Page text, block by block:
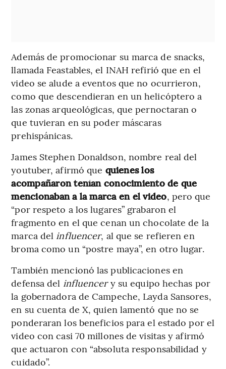
Además de promocionar su marca de snacks,
llamada Feastables, el INAH refirió que en el
video se alude a eventos que no ocurrieron,
como que descendieran en un helicóptero a
las zonas arqueológicas, que pernoctaran o
que tuvieran en su poder máscaras
prehispánicas.
James Stephen Donaldson, nombre real del
youtuber, afirmó que quienes los
acompañaron tenían conocimiento de que
mencionaban a la marca en el video, pero que
“por respeto a los lugares” grabaron el
fragmento en el que cenan un chocolate de la
marca del influencer, al que se refieren en
broma como un “postre maya”, en otro lugar.
También mencionó las publicaciones en
defensa del influencery su equipo hechas por
la gobernadora de Campeche, Layda Sansores,
en su cuenta de X, quien lamentó que no se
ponderaran los beneficios para el estado por el
video con casi 70 millones de visitas y afirmó
que actuaron con “absoluta responsabilidad y
cuidado”.